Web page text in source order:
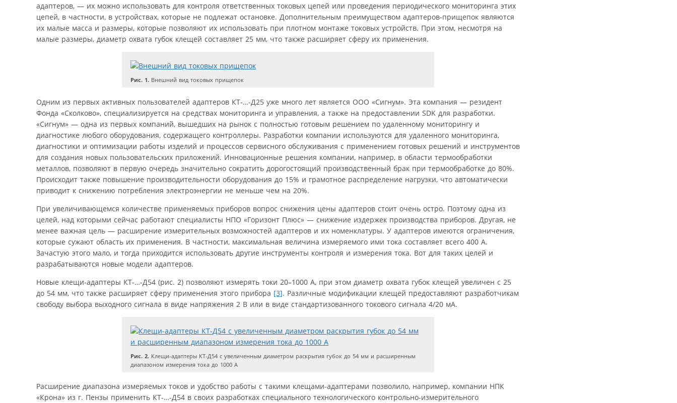
адаптеров, — их можно использовать для контроля ответственных токовых цепей или проведения периодического мониторинга этих
цепей, в частности, в устройствах, которые не подлежат остановке. Дополнительным преимуществом адаптеров-прищепок являются
их малые масса и размеры, которые позволяют их использовать при плотном монтаже токовых устройств. При этом, несмотря на
малые размеры, диаметр охвата губок клещей составляет 25 мм, что также расширяет сферу их применения.
Рис. 1. Внешний вид токовых прищепок
Одним из первых активных пользователей адаптеров КТ-…-Д25 уже много лет является ООО «Сигнум». Эта компания — резидент
Фонда «Сколково», специализируется на средствах мониторинга и управления, а также на предоставлении SDK для разработки.
«Сигнум» — одна из первых компаний, вышедших на рынок с полностью готовым решением по удаленному мониторингу и
диагностике любого оборудования, содержащего контроллеры. Разработки компании используются для удаленного мониторинга,
диагностики и оптимизации работы изделий и процессов сервисного обслуживания с применением готовых решений и инструментов
для создания новых пользовательских приложений. Инновационные решения компании, например, в области термообработки
металлов, позволяют в первую очередь значительно сократить дорогостоящий производственный брак при термообработке до 80%.
Происходит также повышение производительности оборудования до 15% и грамотное распределение нагрузки, что автоматически
приводит к снижению потребления электроэнергии не меньше чем на 20%.
При увеличивающемся количестве применяемых приборов вопрос снижения цены адаптеров стоит очень остро. Поэтому одна из
целей, над которыми сейчас работают специалисты НПО «Горизонт Плюс» — снижение издержек производства приборов. Другая, не
менее важная цель — расширение измерительных возможностей адаптеров и их номенклатуры. У адаптеров имеются ограничения,
которые сужают область их применения. В частности, максимальная величина измеряемого ими тока составляет всего 400 А.
Зачастую этого мало, и тогда приходится использовать другие инструменты контроля и измерения тока. Вот для таких целей и
разрабатываются новые модели адаптеров.
Новые клещи-адаптеры КТ-…-Д54 (рис. 2) позволяют измерять токи 20–1000 А, при этом диаметр охвата губок клещей увеличен с 25
до 54 мм, что также расширяет сферу применения этого прибора [3]. Различные модификации клещей предоставляют разработчикам
свободу выбора выходного сигнала в виде напряжения 2 В или в виде стандартизованного токового сигнала 4/20 мА.
Рис. 2. Клещи-адаптеры КТ-Д54 с увеличенным диаметром раскрытия губок до 54 мм и расширенным
диапазоном измерения тока до 1000 А
Расширение диапазона измеряемых токов и удобство работы с такими клещами-адаптерами позволило, например, компании НПК
«Крона» из г. Пензы применить КТ-…-Д54 в своих разработках специального технологического контрольно-измерительного